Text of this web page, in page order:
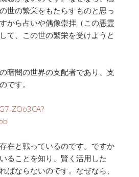
世の繁栄をもたらすものと思っ
から占いや偶像崇拝（この悪霊
て、この世の繁栄を受けようと
暗闇の世界の支配者であり、支
です。
ZOo3CA?
在と戦っているのです。ですか
ることを知り、賢く活用した
ばならないのです。なぜなら、